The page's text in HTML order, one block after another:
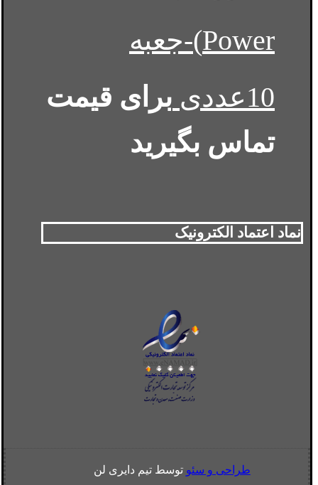
Power)-جعبه
10عددی
برای قیمت
تماس بگیرید
نماد اعتماد الکترونیک
طراحی و سئو توسط تیم دایری لن